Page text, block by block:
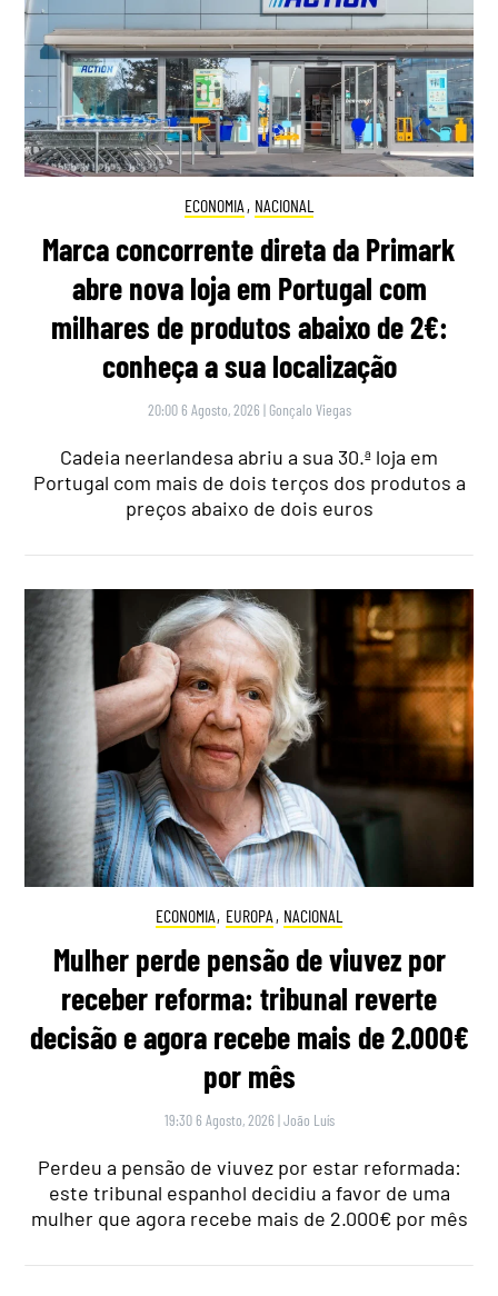
ECONOMIA , NACIONAL
Marca concorrente direta da Primark
abre nova loja em Portugal com
milhares de produtos abaixo de 2€:
conheça a sua localização
20:00 6 Agosto, 2026 | Gonçalo Viegas
Cadeia neerlandesa abriu a sua 30.ª loja em
Portugal com mais de dois terços dos produtos a
preços abaixo de dois euros
ECONOMIA, EUROPA , NACIONAL
Mulher perde pensão de viuvez por
receber reforma: tribunal reverte
decisão e agora recebe mais de 2.000€
por mês
19:30 6 Agosto, 2026 |João Luís
Perdeu a pensão de viuvez por estar reformada:
este tribunal espanhol decidiu a favor de uma
mulher que agora recebe mais de 2.000€ por mês